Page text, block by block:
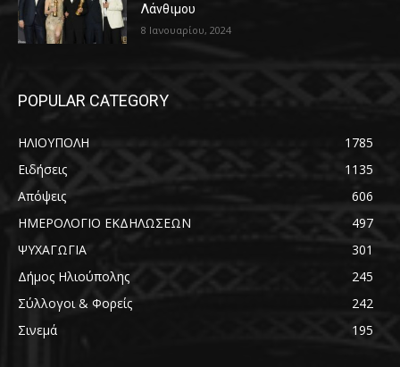
Λάνθιμου
8 Ιανουαρίου, 2024
POPULAR CATEGORY
ΗΛΙΟΥΠΟΛΗ
1785
Ειδήσεις
1135
Απόψεις
606
ΗΜΕΡΟΛΟΓΙΟ ΕΚΔΗΛΩΣΕΩΝ
497
ΨΥΧΑΓΩΓΙΑ
301
Δήμος Ηλιούπολης
245
Σύλλογοι & Φορείς
242
Σινεμά
195